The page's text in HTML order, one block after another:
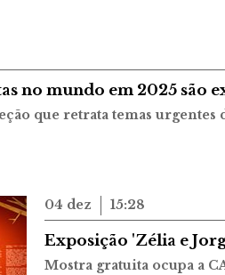
no mundo em 2025 são
que retrata temas urgentes
04 dez 15:28
Exposição 'Zélia e
Mostra gratuita ocupa a